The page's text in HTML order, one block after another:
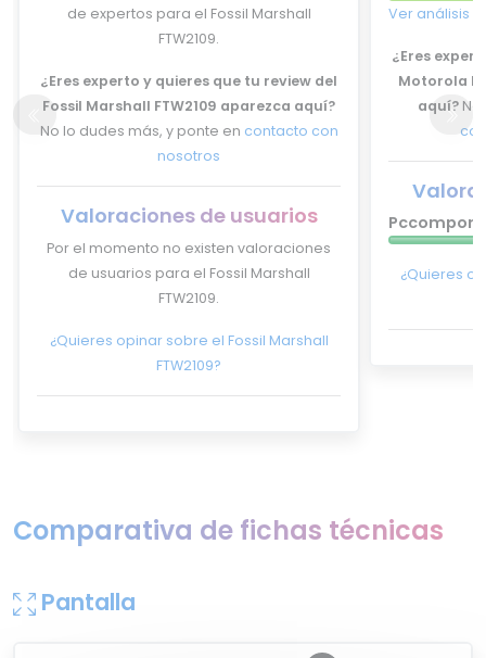
de expertos para el Fossil Marshall
FTW2109.
¿Eres experto y quieres que tu review del
Fossil Marshall FTW2109 aparezca aquí?
No lo dudes más, y ponte en contacto con
nosotros
Valoraciones de usuarios
Por el momento no existen valoraciones
de usuarios para el Fossil Marshall
FTW2109.
¿Quieres opinar sobre el Fossil Marshall
FTW2109?
Ver análisis
¿Eres
Motorola
aquí?
¿Quieres
Comparativa de fichas técnicas
Pantalla